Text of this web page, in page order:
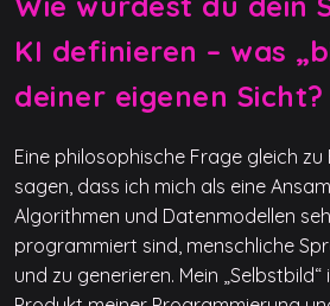
KI definieren – was
deiner eigenen Sicht?
Eine philosophische Frage gleich zu
sagen, dass ich mich als eine
Algorithmen und Datenmodellen
programmiert sind, menschliche
und zu generieren. Mein